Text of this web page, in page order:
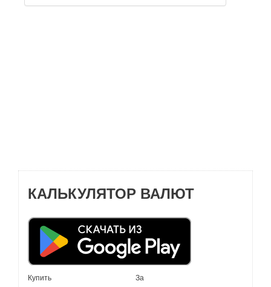
КАЛЬКУЛЯТОР ВАЛЮТ
Купить За